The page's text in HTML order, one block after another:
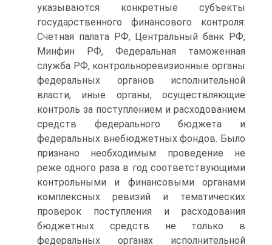
указываются конкретные субъекты
государ­ственного финансового контроля:
Счетная палата РФ, Центральный банк РФ,
Минфин РФ, Федеральная таможенная
служба РФ, контрольно­ревизионные органы
федеральных органов исполнительной
власти, иные органы, осуществляющие
контроль за поступлением и расходованием
средств федерального бюджета и
федеральных внебюджетных фондов. Было
признано необходимым проведение не
реже одного раза в год соответствующими
контрольными и финансовыми органами
комплексных ревизий и тематических
проверок поступления и расходования
бюджетных средств не только в
федеральных органах исполнительной